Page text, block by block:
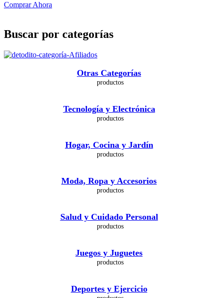
Comprar Ahora
Buscar por categorías
Otras Categorías
Tecnología y Electrónica
Hogar, Cocina y Jardín
Moda, Ropa y Accesorios
Salud y Cuidado Personal
Juegos y Juguetes
Deportes y Ejercicio